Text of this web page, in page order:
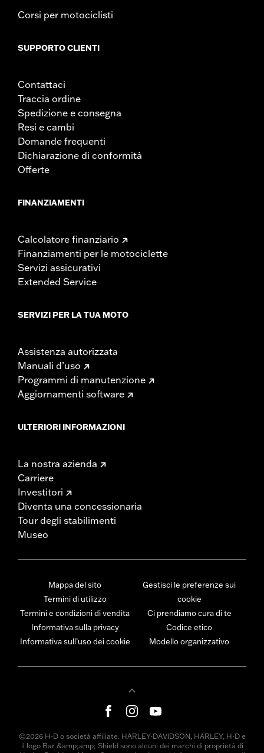
Corsi per motociclisti
SUPPORTO CLIENTI
Contattaci
Traccia ordine
Spedizione e consegna
Resi e cambi
Domande frequenti
Dichiarazione di conformità
Offerte
FINANZIAMENTI
Calcolatore finanziario
Finanziamenti per le motociclette
Servizi assicurativi
Extended Service
SERVIZI PER LA TUA MOTO
Assistenza autorizzata
Manuali d’uso
Programmi di manutenzione
Aggiornamenti software
ULTERIORI INFORMAZIONI
La nostra azienda
Carriere
Investitori
Diventa una concessionaria
Tour degli stabilimenti
Museo
Mappa del sito
Termini di utilizzo
Termini e condizioni di vendita
Informativa sulla privacy
Informativa sull’uso dei cookie
Gestisci le preferenze sui
cookie
Ci prendiamo cura di te
Codice etico
Modello organizzativo
©2026 H-D o società affiliate. HARLEY-DAVIDSON, HARLEY, H-D e
il logo Bar &amp;amp; Shield sono alcuni dei marchi di proprietà di